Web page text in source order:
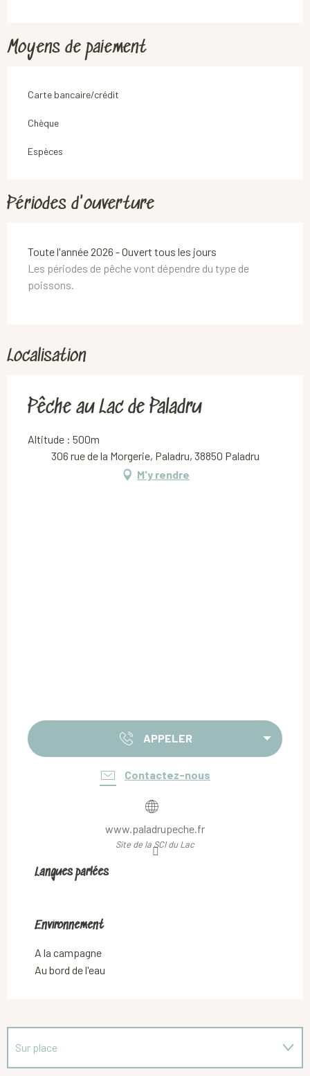
Moyens de paiement
Carte bancaire/crédit
Chèque
Espèces
Périodes d'ouverture
Toute l'année 2026 - Ouvert tous les jours
Les périodes de pêche vont dépendre du type de
poissons.
Localisation
Pêche au Lac de Paladru
Altitude : 500m
306 rue de la Morgerie, Paladru, 38850 Paladru
M'y rendre
APPELER
Contactez-nous
www.paladrupeche.fr
Site de la SCI du Lac
Langues parlées
Langues parlées
Environnement
Environnement
A la campagne
Au bord de l'eau
Sur place